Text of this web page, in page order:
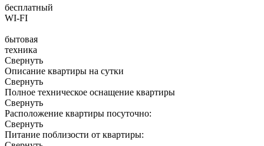
бесплатный
WI-FI
бытовая
техника
Свернуть
Описание квартиры на сутки
Свернуть
Полное техническое оснащение квартиры
Свернуть
Расположение квартиры посуточно:
Свернуть
Питание поблизости от квартиры: